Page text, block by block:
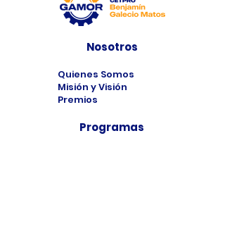
Nosotros
Quienes Somos
Misión y Visión
Premios
Programas